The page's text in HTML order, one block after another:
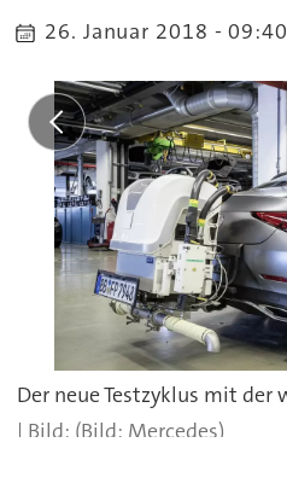
26. Januar 2018 - 09:40
(Bild: Mercedes)